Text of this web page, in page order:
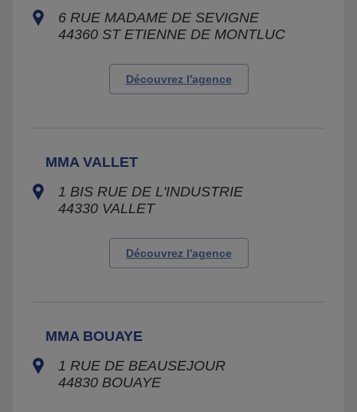
6 RUE MADAME DE SEVIGNE
44360 ST ETIENNE DE MONTLUC
Découvrez l'agence
MMA VALLET
1 BIS RUE DE L'INDUSTRIE
44330 VALLET
Découvrez l'agence
MMA BOUAYE
1 RUE DE BEAUSEJOUR
44830 BOUAYE